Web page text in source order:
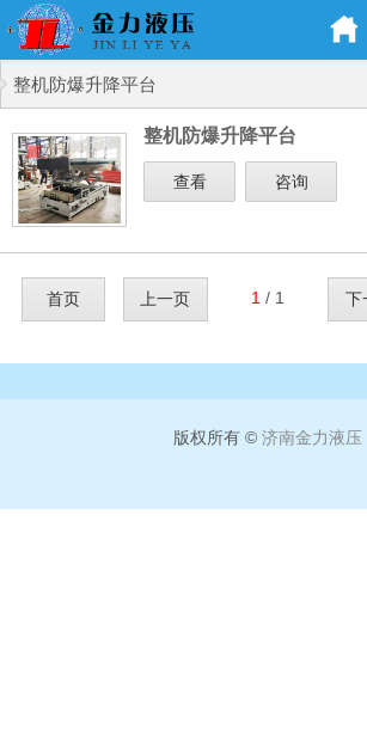
整机防爆升降平台
整机防爆升降平台
查看 咨询
首页 上一页 1 / 1 下
版权所有 © 济南金力液压